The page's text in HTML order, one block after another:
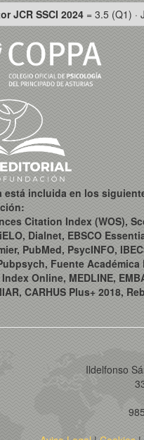
JCR SSCI 2024 = 3.5 (Q1) ·
está incluida en los
Citation Index (WOS),
Dialnet, EBSCO
PubMed, PsycINFO,
Fuente Académica
Online, MEDLINE,
CARHUS Plus+ 2018,
Ildelfonso
985